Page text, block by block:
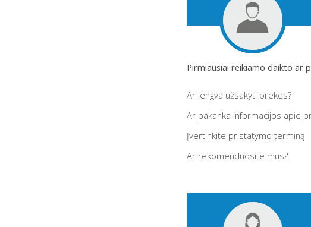
Pirmiausiai reikiamo daikto ar
Ar lengva užsakyti prekes?
Ar pakanka informacijos apie
Įvertinkite pristatymo terminą
Ar rekomenduosite mus?